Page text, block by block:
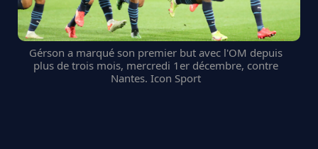
Gérson a marqué son premier but avec l'OM depuis
plus de trois mois, mercredi 1er décembre, contre
Nantes. Icon Sport